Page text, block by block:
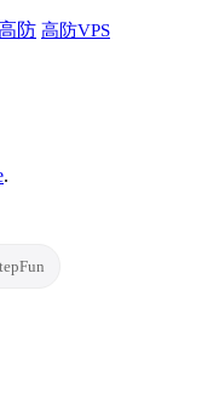
防 高防VPS
.